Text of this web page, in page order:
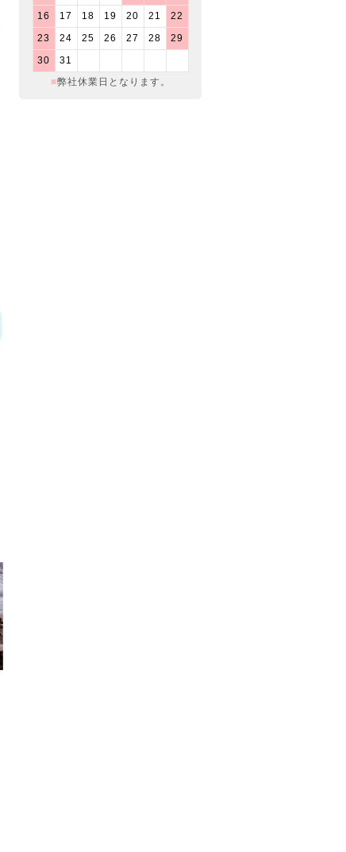
16
17 18 19 20 21
22
23
24 25 26 27 28
29
30
31
■弊社休業日となります。